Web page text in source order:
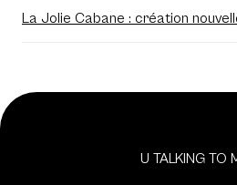
La Jolie Cabane : création
U TALKING TO